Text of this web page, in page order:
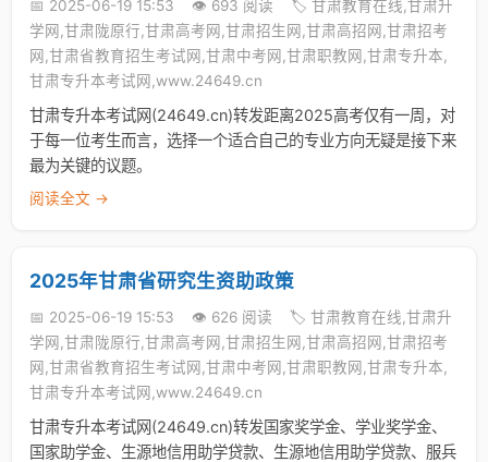
📅 2025-06-19 15:53 👁️ 693 阅读
🏷️ 甘肃教育在线,甘肃升
学网,甘肃陇原行,甘肃高考网,甘肃招生网,甘肃高招网,甘肃招考
网,甘肃省教育招生考试网,甘肃中考网,甘肃职教网,甘肃专升本,
甘肃专升本考试网,www.24649.cn
甘肃专升本考试网(24649.cn)转发距离2025高考仅有一周，对
于每一位考生而言，选择一个适合自己的专业方向无疑是接下来
最为关键的议题。
阅读全文 →
2025年甘肃省研究生资助政策
📅 2025-06-19 15:53 👁️ 626 阅读
🏷️ 甘肃教育在线,甘肃升
学网,甘肃陇原行,甘肃高考网,甘肃招生网,甘肃高招网,甘肃招考
网,甘肃省教育招生考试网,甘肃中考网,甘肃职教网,甘肃专升本,
甘肃专升本考试网,www.24649.cn
甘肃专升本考试网(24649.cn)转发国家奖学金、学业奖学金、
国家助学金、生源地信用助学贷款、生源地信用助学贷款、服兵